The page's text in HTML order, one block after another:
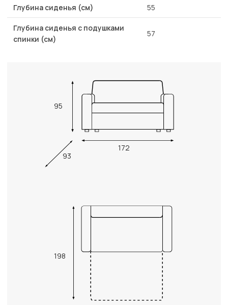
Глубина сиденья (см) 55
Глубина сиденья с подушками
спинки (см)
57
95
172
93
198